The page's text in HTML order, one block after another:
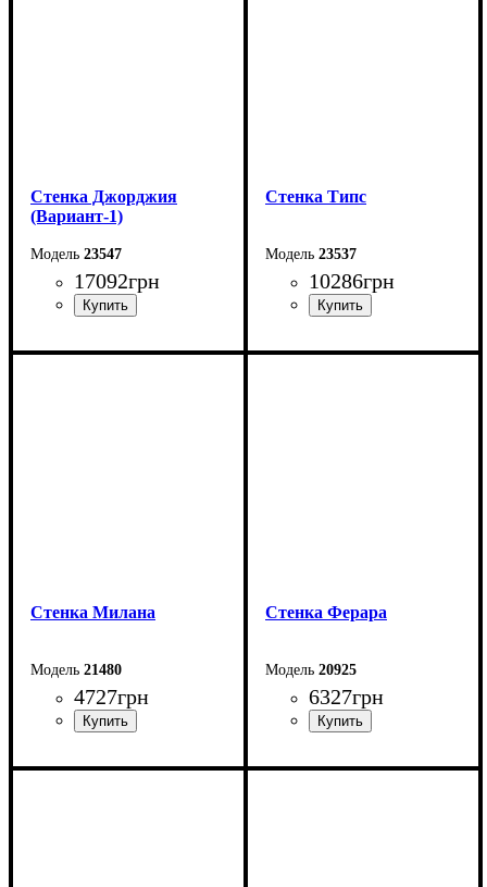
Стенка Джорджия
(Вариант-1)
23547
17092грн
Ширина: 334,2 см
Стенка Типс
23537
10286грн
Cтенка Милана
21480
4727грн
Ширина: 150 см
Стенка Ферара
20925
6327грн
Ширина: 196 см